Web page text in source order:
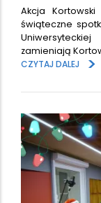
Akcja Kortowski
świąteczne
zamieniają
CZYTAJ DALEJ
>